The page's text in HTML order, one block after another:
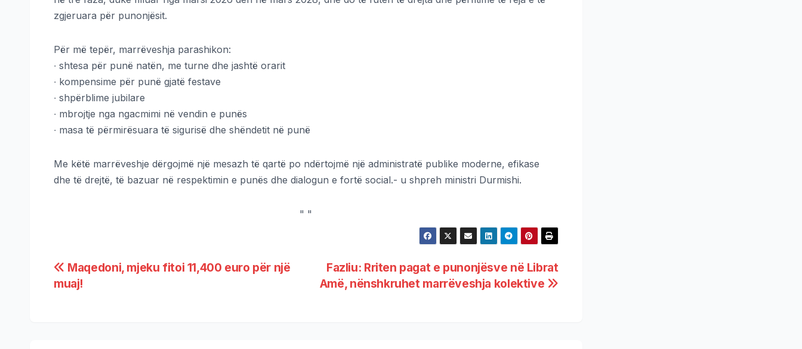
zgjeruara për punonjësit.
Për më tepër, marrëveshja parashikon:
∙ shtesa për punë natën, me turne dhe jashtë orarit
∙ kompensime për punë gjatë festave
∙ shpërblime jubilare
∙ mbrojtje nga ngacmimi në vendin e punës
∙ masa të përmirësuara të sigurisë dhe shëndetit në punë
Me këtë marrëveshje dërgojmë një mesazh të qartë po ndërtojmë një administratë publike moderne, efikase
dhe të drejtë, të bazuar në respektimin e punës dhe dialogun e fortë social.- u shpreh ministri Durmishi.
" "
Fazliu: Rriten pagat e punonjësve në Librat
Amë, nënshkruhet marrëveshja kolektive
Maqedoni, mjeku fitoi 11,400 euro për një
muaj!